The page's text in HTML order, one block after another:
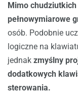
Mimo
pełnowymiarowe
osób. Podobnie
logiczne na
jednak zmyślny
dodatkowych
sterowania.